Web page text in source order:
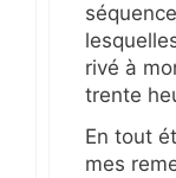
rivé à
trente
En tout
mes